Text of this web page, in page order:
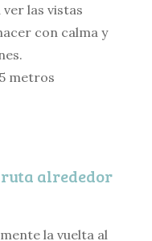
las vistas
con calma y
metros
alrededor
la vuelta al